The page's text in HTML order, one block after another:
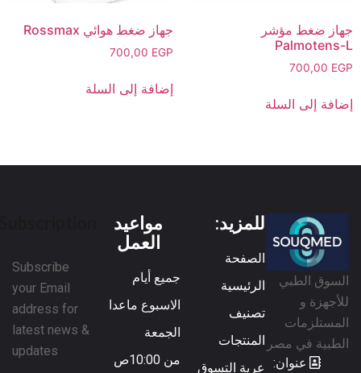
جهاز ضغط مؤشر
Palmotens-L
700,00EGP
إضافة إلى السلة
جهاز ضغط هوائي Rossmax
700,00EGP
إضافة إلى السلة
السوق الطبي
للأجهزة و
المستلزمات
الطبية في مصر
عنوان:
للمزيد:
الصفحة
الرئيسية
تصنيف
المنتجات
عربة التسوق
مواعيد
العمل
جميع أيام
الاسبوع ماعدا
الجمعة
من 10:00ص
Subscribe
your Email
address for
latest news &
updates